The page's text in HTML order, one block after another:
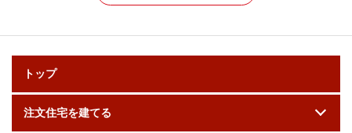
トップ
注文住宅を建てる